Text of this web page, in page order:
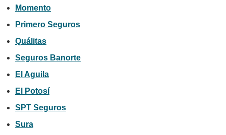
Momento
Primero Seguros
Quálitas
Seguros Banorte
El Aguila
El Potosí
SPT Seguros
Sura